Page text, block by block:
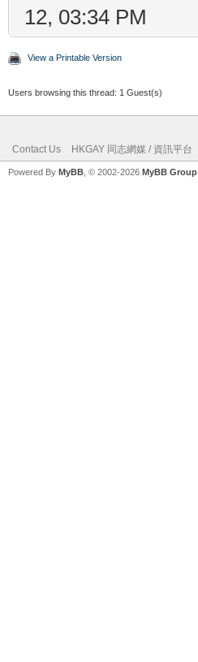
12, 03:34 PM
View a Printable Version
Users browsing this thread: 1 Guest(s)
Contact Us HKGAY 同志網媒 / 資訊平台
Powered By MyBB , © 2002-2026 MyBB Group